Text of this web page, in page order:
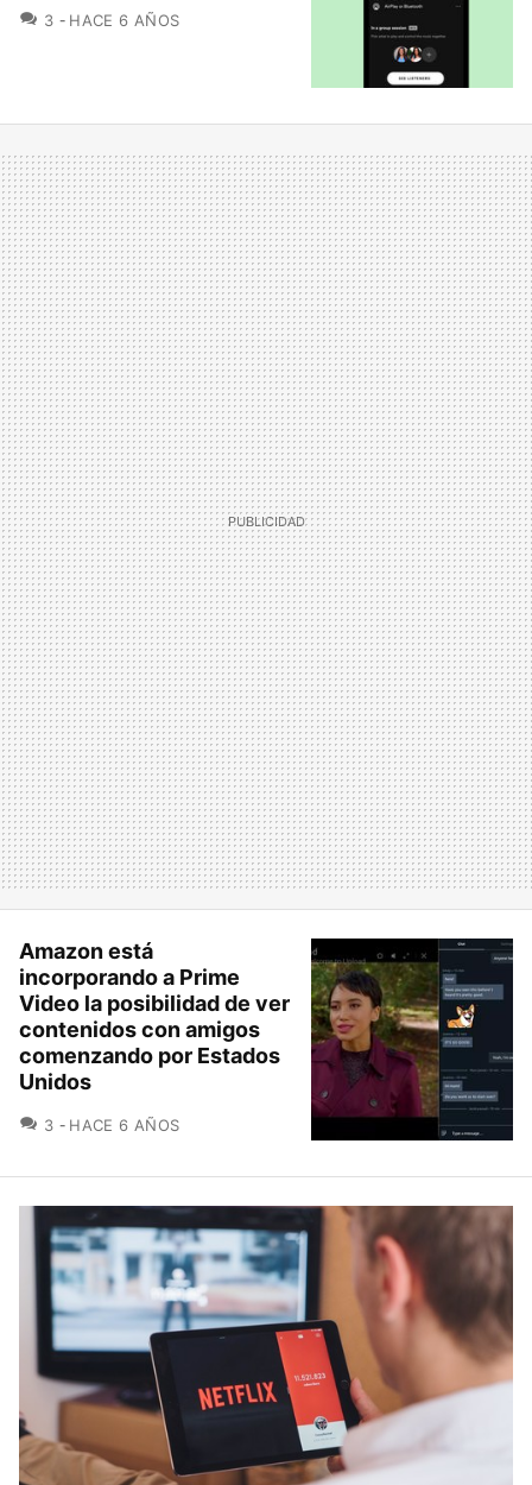
3 COMENTARIOS
HACE 6 AÑOS
Amazon está
incorporando a Prime
Video la posibilidad de ver
contenidos con amigos
comenzando por Estados
Unidos
3 COMENTARIOS
HACE 6 AÑOS